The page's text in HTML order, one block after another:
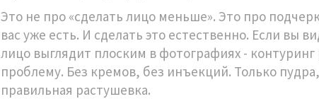
Это не про «сделать лицо меньше». Это про
вас уже есть. И сделать это естественно. Если вы
лицо выглядит плоским в фотографиях -
проблему. Без кремов, без инъекций. Только
правильная растушевка.